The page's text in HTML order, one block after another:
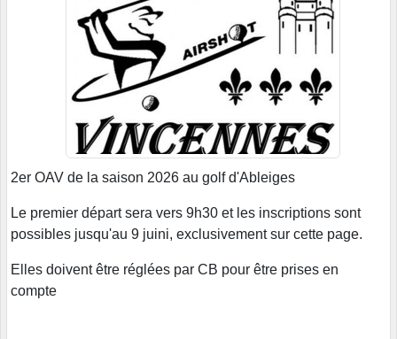
2er OAV de la saison 2026 au golf d'Ableiges
Le premier départ sera vers 9h30 et les inscriptions sont
possibles jusqu'au 9 juini, exclusivement sur cette page.
Elles doivent être réglées par CB pour être prises en
compte